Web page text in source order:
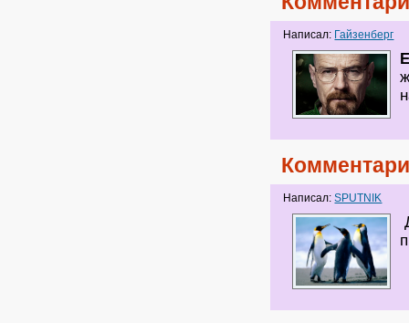
Написал: Гайзенберг
Написал:SPUTNIK